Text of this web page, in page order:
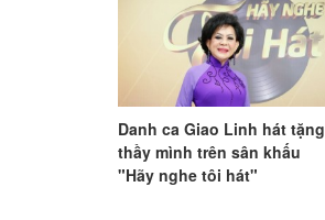
Danh ca Giao Linh hát tặng
thầy mình trên sân khấu
"Hãy nghe tôi hát"